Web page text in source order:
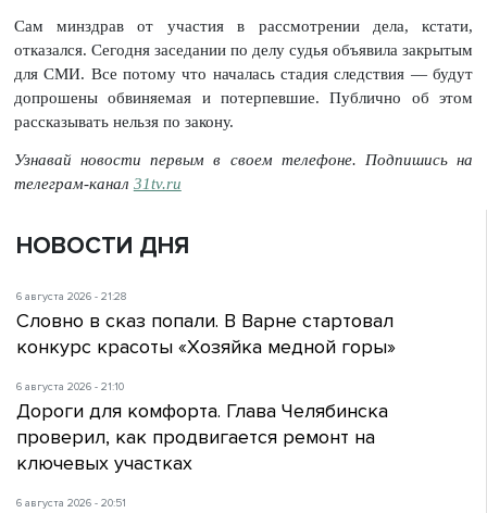
Сам минздрав от участия в рассмотрении дела, кстати,
отказался. Сегодня заседании по делу судья объявила закрытым
для СМИ. Все потому что началась стадия следствия — будут
допрошены обвиняемая и потерпевшие. Публично об этом
рассказывать нельзя по закону.
Узнавай новости первым в своем телефоне. Подпишись на
телеграм-канал 31tv.ru
НОВОСТИ ДНЯ
6 августа 2026 - 21:28
Словно в сказ попали. В Варне стартовал
конкурс красоты «Хозяйка медной горы»
6 августа 2026 - 21:10
Дороги для комфорта. Глава Челябинска
проверил, как продвигается ремонт на
ключевых участках
6 августа 2026 - 20:51